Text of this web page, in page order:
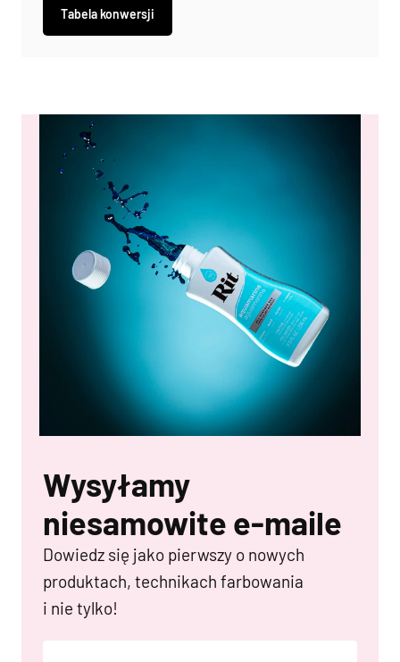
Tabela konwersji
Wysyłamy
niesamowite e-maile
Dowiedz się jako pierwszy o nowych
produktach, technikach farbowania
i nie tylko!